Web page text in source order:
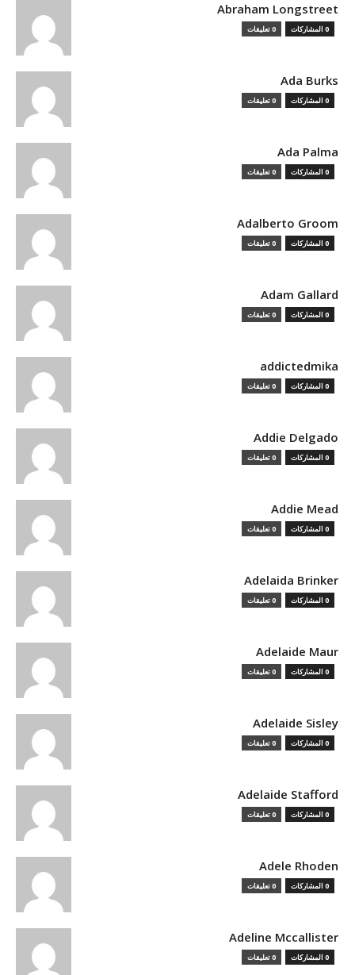
Abraham Longstreet
0 المشاركات 0 تعليقات
Ada Burks
0 المشاركات 0 تعليقات
Ada Palma
0 المشاركات 0 تعليقات
Adalberto Groom
0 المشاركات 0 تعليقات
Adam Gallard
0 المشاركات 0 تعليقات
addictedmika
0 المشاركات 0 تعليقات
Addie Delgado
0 المشاركات 0 تعليقات
Addie Mead
0 المشاركات 0 تعليقات
Adelaida Brinker
0 المشاركات 0 تعليقات
Adelaide Maur
0 المشاركات 0 تعليقات
Adelaide Sisley
0 المشاركات 0 تعليقات
Adelaide Stafford
0 المشاركات 0 تعليقات
Adele Rhoden
0 المشاركات 0 تعليقات
Adeline Mccallister
0 المشاركات 0 تعليقات